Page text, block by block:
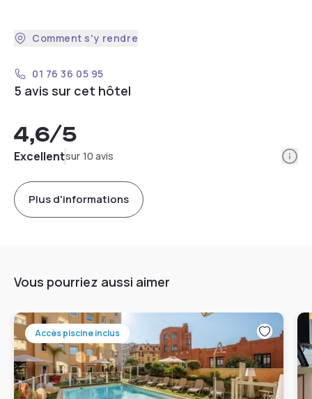
Comment s'y rendre
01 76 36 05 95
5 avis sur cet hôtel
4,6/5
Excellentsur 10 avis
Plus d'informations
Vous pourriez aussi aimer
Accès piscine inclus